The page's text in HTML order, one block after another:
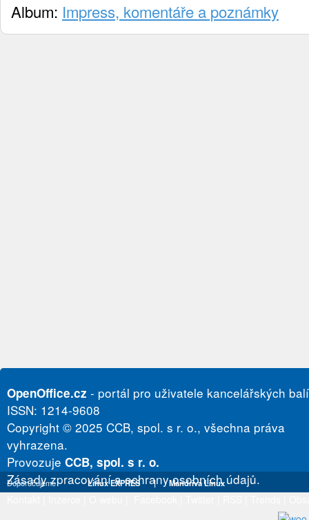
Album: Impress, komentáře a poznámky
OpenOffice.cz - portál pro uživatele kancelářských
ISSN: 1214-9608
Copyright © 2025 CCB, spol. s r. o., všechna práva
vyhrazena.
Provozuje CCB, spol. s r. o.
Zásady zpracování a ochrany osobních údajů.
Doporučujeme Linux EXPRES | Mandriva Linux